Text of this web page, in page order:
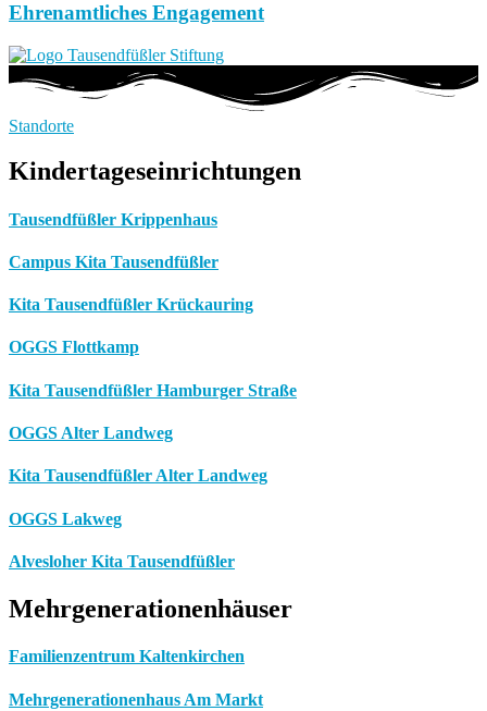
Ehrenamtliches Engagement
Standorte
Kindertageseinrichtungen
Tausendfüßler Krippenhaus
Campus Kita Tausendfüßler
Kita Tausendfüßler Krückauring
OGGS Flottkamp
Kita Tausendfüßler Hamburger Straße
OGGS Alter Landweg
Kita Tausendfüßler Alter Landweg
OGGS Lakweg
Alvesloher Kita Tausendfüßler
Mehrgenerationenhäuser
Familienzentrum Kaltenkirchen
Mehrgenerationenhaus Am Markt